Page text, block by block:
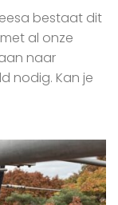
bestaat dit
al onze
naar
nodig. Kan je